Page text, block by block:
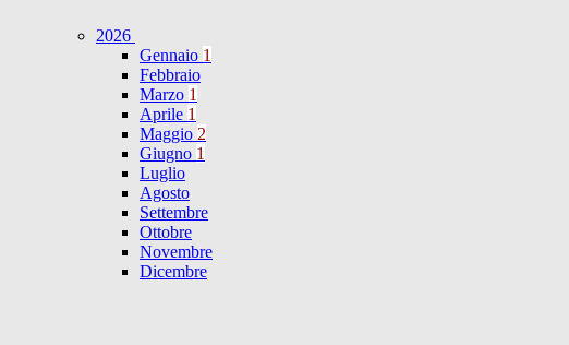
2026
Gennaio 1
Febbraio
Marzo 1
Aprile 1
Maggio 2
Giugno 1
Luglio
Agosto
Settembre
Ottobre
Novembre
Dicembre